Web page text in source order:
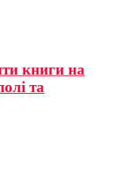
книги на
та